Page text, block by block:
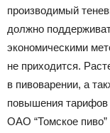
производимый
должно
экономическими
не приходится.
в пивоварении, а
повышения тарифов
ОАО “Томское пиво”